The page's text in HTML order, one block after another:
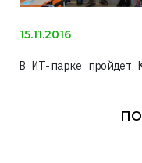
15.11.2016
В ИТ-парке пройдет